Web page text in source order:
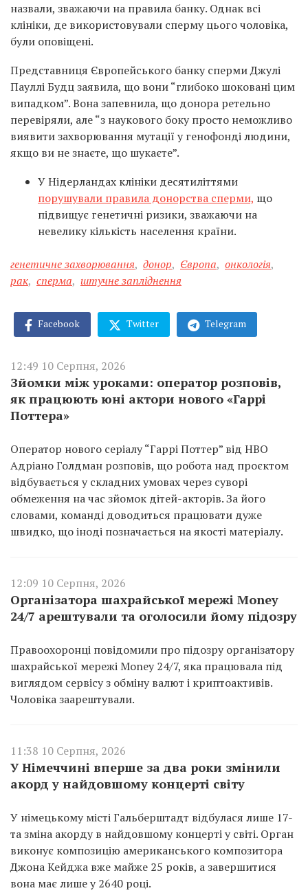
назвали, зважаючи на правила банку. Однак всі
клініки, де використовували сперму цього чоловіка,
були оповіщені.
Представниця Європейського банку сперми Джулі
Пауллі Будц заявила, що вони “глибоко шоковані цим
випадком”. Вона запевнила, що донора ретельно
перевіряли, але “з наукового боку просто неможливо
виявити захворювання мутації у генофонді людини,
якщо ви не знаєте, що шукаєте”.
У Нідерландах клініки десятиліттями
порушували правила донорства сперми, що
підвищує генетичні ризики, зважаючи на
невелику кількість населення країни.
генетичне захворювання, донор, Європа, онкологія,
рак, сперма, штучне запліднення
Facebook Twitter Telegram
12:49 10 Серпня, 2026
Зйомки між уроками: оператор розповів,
як працюють юні актори нового «Гаррі
Поттера»
Оператор нового серіалу “Гаррі Поттер” від HBO
Адріано Голдман розповів, що робота над проєктом
відбувається у складних умовах через суворі
обмеження на час зйомок дітей-акторів. За його
словами, команді доводиться працювати дуже
швидко, що іноді позначається на якості матеріалу.
12:09 10 Серпня, 2026
Організатора шахрайської мережі Money
24/7 арештували та оголосили йому підозру
Правоохоронці повідомили про підозру організатору
шахрайської мережі Money 24/7, яка працювала під
виглядом сервісу з обміну валют і криптоактивів.
Чоловіка заарештували.
11:38 10 Серпня, 2026
У Німеччині вперше за два роки змінили
акорд у найдовшому концерті світу
У німецькому місті Гальберштадт відбулася лише 17-
та зміна акорду в найдовшому концерті у світі. Орган
виконує композицію американського композитора
Джона Кейджа вже майже 25 років, а завершитися
вона має лише у 2640 році.